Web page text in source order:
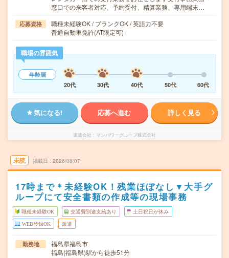
窓口での来客者対応、予約受付、精算業務、専用端末…
応募資格
職種未経験OK / ブランクOK / 英語力不要
普通自動車免許(AT限定可)
職場の雰囲気
年齢層
20代
30代 40代 50代 60代
気になる! 応募へ進む 詳しく見る
派遣会社 マンパワーグループ株式会社
未読 掲載日 2026/08/07
17時まで＊未経験OK！残業ほぼなし▼大手グ
ループにて安全書類の作成等の現場事務
職種未経験OK 交通費別途支給あり 土日祝日が休み
WEB登録OK 派遣
勤務地
福島県福島市
福島(福島県)駅から徒歩51分